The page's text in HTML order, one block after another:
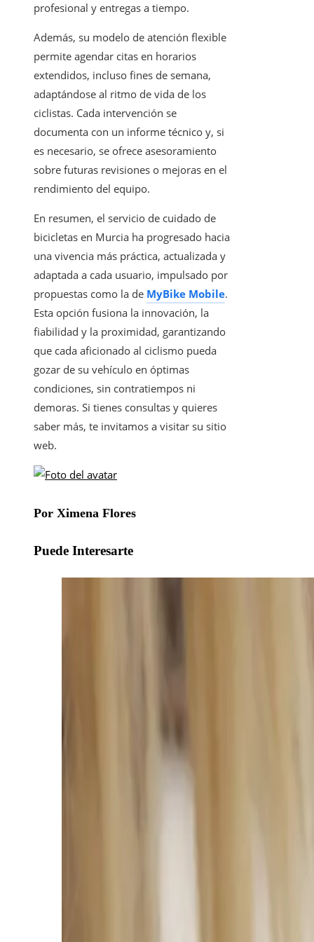
profesional y entregas a tiempo.
Además, su modelo de atención flexible
permite agendar citas en horarios
extendidos, incluso fines de semana,
adaptándose al ritmo de vida de los
ciclistas. Cada intervención se
documenta con un informe técnico y, si
es necesario, se ofrece asesoramiento
sobre futuras revisiones o mejoras en el
rendimiento del equipo.
En resumen, el servicio de cuidado de
bicicletas en Murcia ha progresado hacia
una vivencia más práctica, actualizada y
adaptada a cada usuario, impulsado por
propuestas como la de MyBike Mobile.
Esta opción fusiona la innovación, la
fiabilidad y la proximidad, garantizando
que cada aficionado al ciclismo pueda
gozar de su vehículo en óptimas
condiciones, sin contratiempos ni
demoras. Si tienes consultas y quieres
saber más, te invitamos a visitar su sitio
web.
Por Ximena Flores
Puede Interesarte